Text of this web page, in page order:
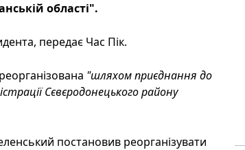
області".
передає Час Пік.
"шляхом приєднання до
Сєвєродонецького району
постановив реорганізувати